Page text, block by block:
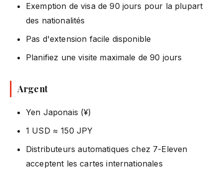
Exemption de visa de 90 jours pour la plupart
des nationalités
Pas d'extension facile disponible
Planifiez une visite maximale de 90 jours
Argent
Yen Japonais (¥)
1 USD ≈ 150 JPY
Distributeurs automatiques chez 7-Eleven
acceptent les cartes internationales